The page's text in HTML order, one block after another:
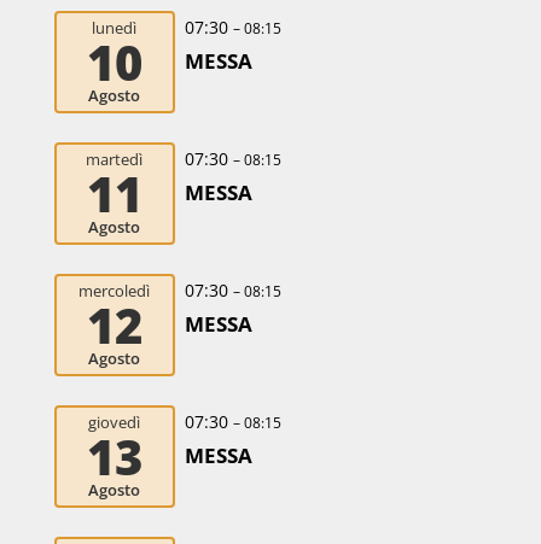
lunedì
10
Agosto
07:30 – 08:15
MESSA
martedì
11
Agosto
07:30 – 08:15
MESSA
mercoledì
12
Agosto
07:30 – 08:15
MESSA
giovedì
13
Agosto
07:30 – 08:15
MESSA